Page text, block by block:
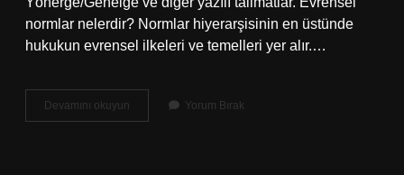
normlar nelerdir? Normlar hiyerarşisinin en üstünde
hukukun evrensel ilkeleri ve temelleri yer alır.…
Devamını okuyun
Nedir
Yorum Bırak